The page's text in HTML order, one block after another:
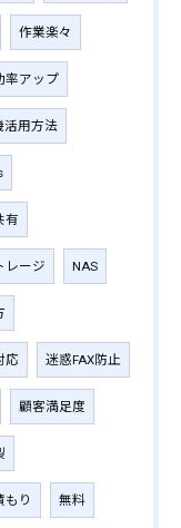
作業楽々
率アップ
活用方法
有
レージ NAS
応 迷惑FAX防止
顧客満足度
もり 無料